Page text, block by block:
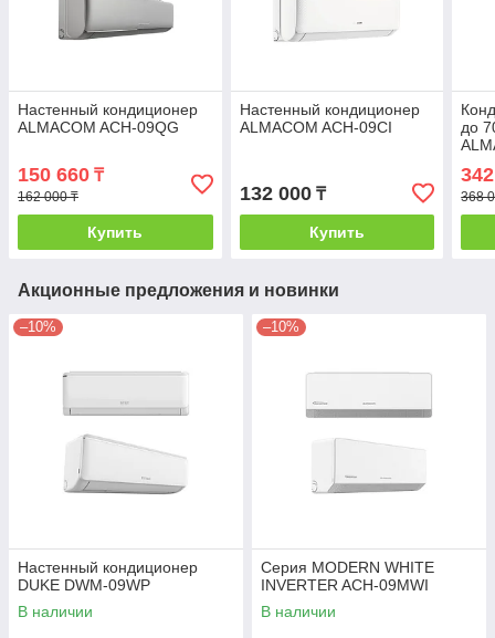
Настенный кондиционер
ALMACOM ACH-09QG
150 660 ₸
162 000 ₸
Купить
Настенный кондиционер
ALMACOM ACH-09CI
132 000₸
Купить
до
368
Акционные предложения и новинки
–10%
Настенный кондиционер
DUKE DWM-09WP
В наличии
–10%
Серия MODERN WHITE
INVERTER ACH-09MWI
В наличии